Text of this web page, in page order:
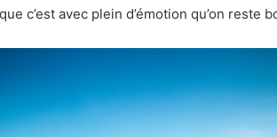
c’est avec plein d’émotion qu’on